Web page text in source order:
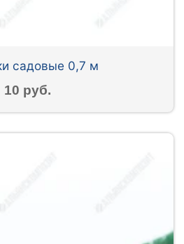
садовые 0,7 м
10 руб.